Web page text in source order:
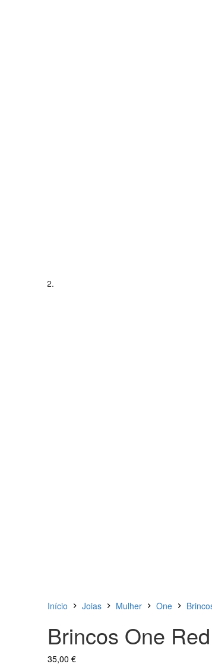
Início Joias Mulher One
Brincos One
35,00 €